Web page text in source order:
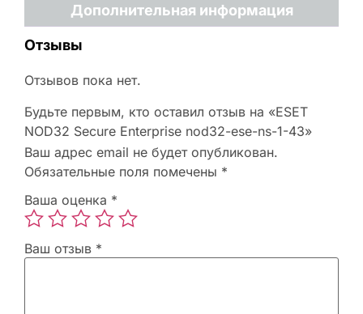
Дополнительная информация
Отзывы
Отзывов пока нет.
Будьте первым, кто оставил отзыв на «ESET
NOD32 Secure Enterprise nod32-ese-ns-1-43»
Ваш адрес email не будет опубликован.
Обязательные поля помечены *
Ваша оценка *
Ваш отзыв *